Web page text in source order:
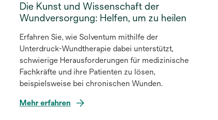
Die Kunst und Wissenschaft der
Wundversorgung: Helfen, um zu heilen
Erfahren Sie, wie Solventum mithilfe der
Unterdruck-Wundtherapie dabei unterstützt,
schwierige Herausforderungen für medizinische
Fachkräfte und ihre Patienten zu lösen,
beispielsweise bei chronischen Wunden.
Mehr erfahren